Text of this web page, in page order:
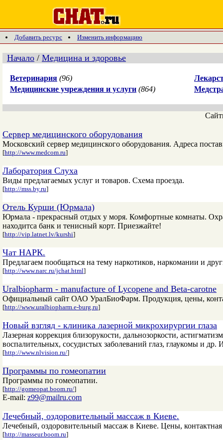
Добавить ресурс Изменить информацию
Начало / Медицина и здоровье
Ветеринария (96)
Медицинские учреждения и услуги (864)
Сервер медицинского оборудования
Московский сервер медицинского оборудования. Адреса
[http://www.medcom.ru]
Лаборатория Слуха
Виды предлагаемых услуг и товаров. Схема проезда.
[http://mss.by.ru]
Отель Курши (Юрмала)
Юрмала - прекрасный отдых у моря. Комфортные комнаты.
находитса банк и тенисный корт. Приезжайте!
[http://vip.latnet.lv/kurshi]
Чат НАРК.
Предлагаем пообщаться на тему наркотиков, наркомании и
[http://www.narc.ru/jchat.html]
Uralbiopharm - manufacture of Lycopene and Beta-carotne
Официальный сайт ОАО УралБиоФарм. Продукция, цены,
[http://www.uralbiopharm.e-burg.ru]
Новый взгляд - клиника лазерной микрохирургии глаза
Лазерная коррекция близорукости, дальнозоркости,
воспалительных, сосудистых заболеваний глаз, глаукомы и
[http://www.nlvision.ru/]
Программы по гомеопатии
Программы по гомеопатии.
[http://gomeopat.boom.ru/]
E-mail: z99@mailru.com
Лечебный, оздоровительный массаж в Киеве.
Лечебный, оздоровительный массаж в Киеве. Цены,
[http://masseur.boom.ru]